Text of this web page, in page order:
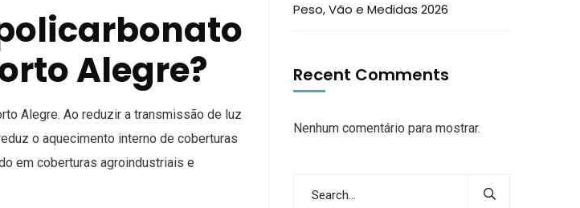
Alegre?
Alegre. Ao reduzir a transmissão de luz
o aquecimento interno de coberturas
em coberturas agroindustriais e
Peso, Vão e Medidas 2026
Recent Comments
Nenhum comentário para mostrar.